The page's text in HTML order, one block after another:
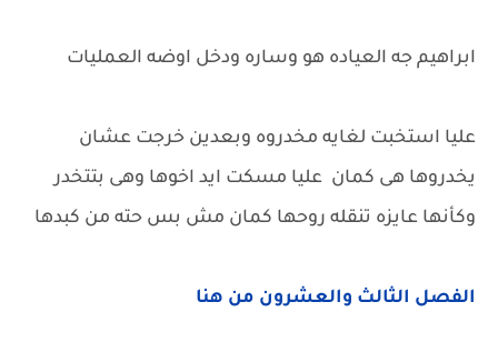
ابراهيم جه العياده هو وساره ودخل اوضه العمليات
عليا استخبت لغايه مخدروه وبعدين خرجت عشان
يخدروها هى كمان عليا مسكت ايد اخوها وهى بتتخدر
وكأنها عايزه تنقله روحها كمان مش بس حته من كبدها
الفصل الثالث والعشرون من هنا